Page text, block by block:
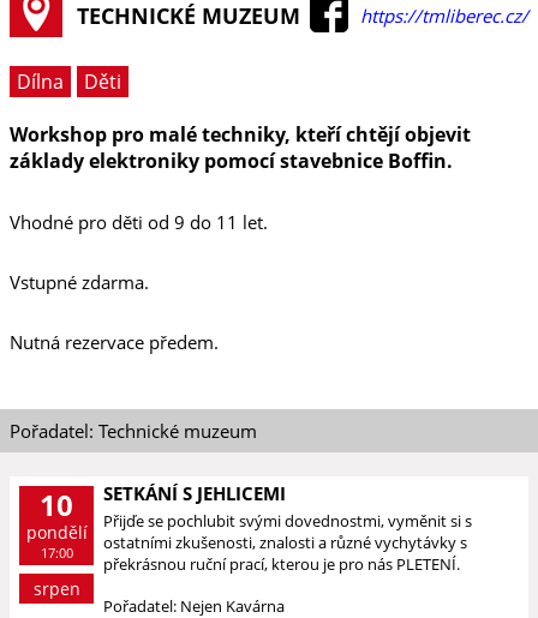
TECHNICKÉ MUZEUM https://tmliberec.cz/
Dílna
Děti
Workshop pro malé techniky, kteří chtějí objevit
základy elektroniky pomocí stavebnice Boffin.
Vhodné pro děti od 9 do 11 let.
Vstupné zdarma.
Nutná rezervace předem.
Pořadatel: Technické muzeum
10
pondělí
17:00
srpen
SETKÁNÍ S JEHLICEMI
Přijďe se pochlubit svými dovednostmi, vyměnit si s
ostatními zkušenosti, znalosti a různé vychytávky s
překrásnou ruční prací, kterou je pro nás PLETENÍ.
Pořadatel: Nejen Kavárna